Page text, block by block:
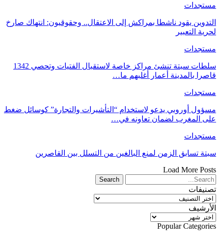
مستجدات
التدوين يقود ناشطا بمراكش إلى الاعتقال.. وحقوقيون: انتهاك صارخ
لحرية التعبير
مستجدات
سلطات سبتة تنشئ مراكز خاصة لاستقبال الفتيات وتحصي 1342
قاصرا بالمدينة أعمار أغلبهم ما…
مستجدات
مسؤول أوروبي يدعو لاستخدام “التأشيرات والتجارة” كوسائل ضغط
على المغرب لضمان تعاونه في…
مستجدات
سبتة تسابق الزمن لمنع البالغين من التسلل بين القاصرين
Load More Posts
تصنيفات
تصنيفات
الأرشيف
الأرشيف
Popular Categories